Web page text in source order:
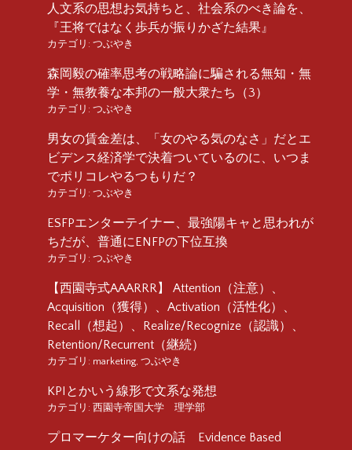
人文系の思想お気持ちと、社会系のべき論を、
『王将ではなく歩兵が振りかざた結果』
カテゴリ: つぶやき
森岡毅の確率思考の戦略論に騙される無知・無
学・無教養な本邦の一般大衆たち（3）
カテゴリ: つぶやき
男女の賃金差は、「女のやる気のなさ」だとエ
ビデンス経済学で決着ついているのに、いつま
でポリコレやるつもりだ？
カテゴリ: つぶやき
ESFPエンターテイナー、最強陽キャと思われが
ちだが、普通にENFPの下位互換
カテゴリ: つぶやき
【西園寺式AAARRR】 Attention（注意）、
Acquisition（獲得）、Activation（活性化）、
Recall（想起）、Realize/Recognize（認識）、
Retention/Recurrent（継続）
カテゴリ: marketing, つぶやき
KPIとかいう線形で文系な発想
カテゴリ: 西園寺帝国大学 理学部
プロマーケター向けの話 Evidence Based